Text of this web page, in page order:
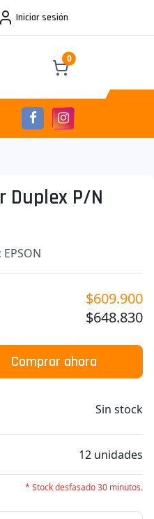
Iniciar sesión
0
Duplex P/n
: EPSON
$609.900
$648.830
Comprar ahora
Sin stock
12 unidades
* Stock desfasado 30 minutos.